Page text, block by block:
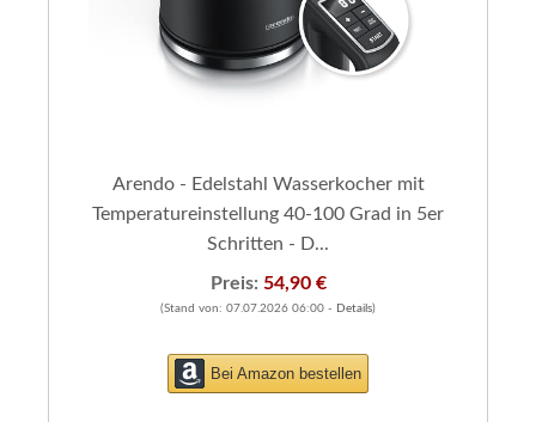
Arendo - Edelstahl Wasserkocher mit
Temperatureinstellung 40-100 Grad in 5er
Schritten - D...
Preis: 54,90 €
(Stand von: 07.07.2026 06:00 - Details)
Bei Amazon bestellen